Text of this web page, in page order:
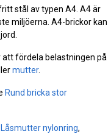
stål av typen A4. A4 är
miljöerna. A4-brickor kan
att fördela belastningen på
mutter.
Rund bricka stor
Låsmutter nylonring,